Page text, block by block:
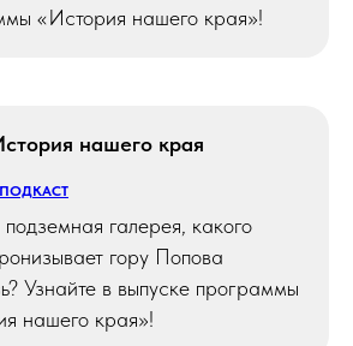
«История нашего края»!
нашего края
подземная галерея, какого
гору Попова
Узнайте в выпуске программы
нашего края»!